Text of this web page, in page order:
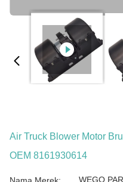
Air Truck Blower Motor
OEM 8161930614
WEGO